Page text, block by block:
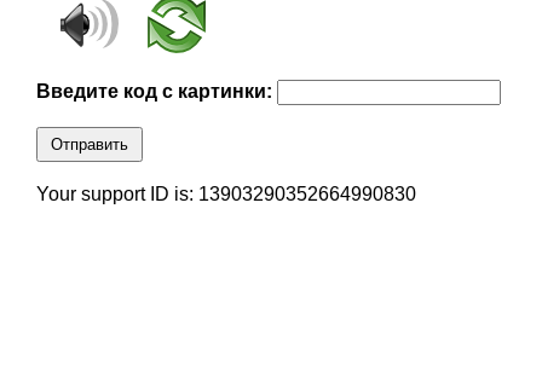
Введите код с картинки:
Отправить
Your support ID is: 13903290352664990830